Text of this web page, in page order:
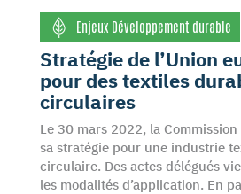
Enjeux Développement durable
Stratégie de l’Union
pour des textiles
circulaires
Le 30 mars 2022, la
sa stratégie pour une industrie
circulaire. Des actes délégués
les modalités d’application. En